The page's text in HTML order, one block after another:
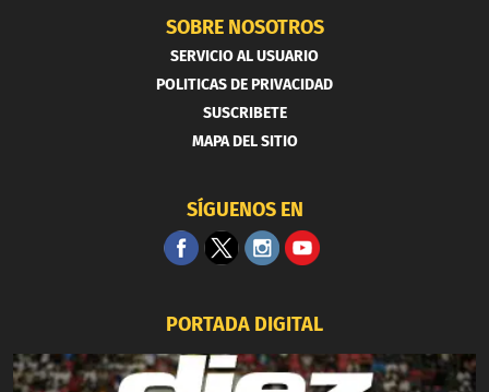
SOBRE NOSOTROS
SERVICIO AL USUARIO
POLITICAS DE PRIVACIDAD
SUSCRIBETE
MAPA DEL SITIO
SÍGUENOS EN
PORTADA DIGITAL